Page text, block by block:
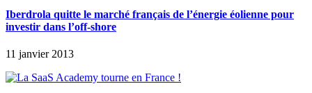
Iberdrola quitte le marché français de l’énergie éolienne pour
investir dans l’off-shore
11 janvier 2013